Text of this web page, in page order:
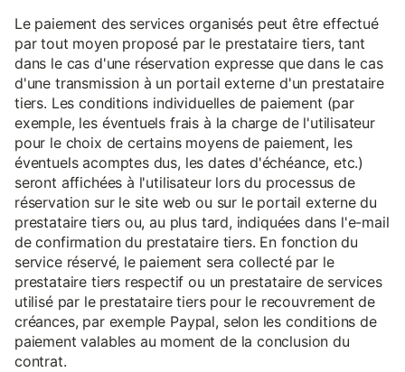
Le paiement des services organisés peut être effectué
par tout moyen proposé par le prestataire tiers, tant
dans le cas d'une réservation expresse que dans le cas
d'une transmission à un portail externe d'un prestataire
tiers. Les conditions individuelles de paiement (par
exemple, les éventuels frais à la charge de l'utilisateur
pour le choix de certains moyens de paiement, les
éventuels acomptes dus, les dates d'échéance, etc.)
seront affichées à l'utilisateur lors du processus de
réservation sur le site web ou sur le portail externe du
prestataire tiers ou, au plus tard, indiquées dans l'e-mail
de confirmation du prestataire tiers. En fonction du
service réservé, le paiement sera collecté par le
prestataire tiers respectif ou un prestataire de services
utilisé par le prestataire tiers pour le recouvrement de
créances, par exemple Paypal, selon les conditions de
paiement valables au moment de la conclusion du
contrat.